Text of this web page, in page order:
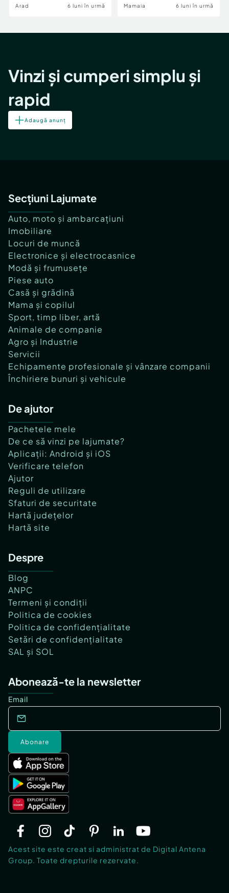
Arad 6 luni în urmă Mamaia 6 luni în urmă
Vinzi și cumperi simplu și
rapid
Adaugă anunț
Secțiuni Lajumate
Auto, moto și ambarcațiuni
Imobiliare
Locuri de muncă
Electronice și electrocasnice
Modă și frumusețe
Piese auto
Casă și grădină
Mama și copilul
Sport, timp liber, artă
Animale de companie
Agro și Industrie
Servicii
Echipamente profesionale și vânzare companii
Închiriere bunuri și vehicule
De ajutor
Pachetele mele
De ce să vinzi pe lajumate?
Aplicații: Android și iOS
Verificare telefon
Ajutor
Reguli de utilizare
Sfaturi de securitate
Hartă județelor
Hartă site
Despre
Blog
ANPC
Termeni și condiții
Politica de cookies
Politica de confidențialitate
Setări de confidențialitate
SAL și SOL
Abonează-te la newsletter
Email
Abonare
Acest site este creat si administrat de Digital Antena
Group. Toate drepturile rezervate.